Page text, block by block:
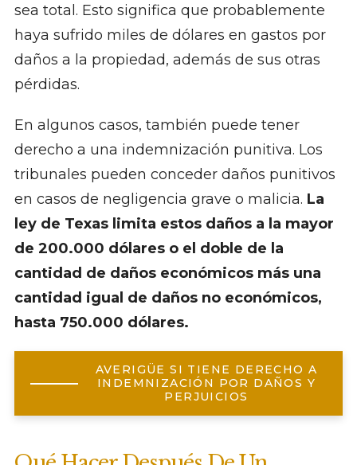
sea total. Esto significa que probablemente
haya sufrido miles de dólares en gastos por
daños a la propiedad, además de sus otras
pérdidas.
En algunos casos, también puede tener
derecho a una indemnización punitiva. Los
tribunales pueden conceder daños punitivos
en casos de negligencia grave o malicia. La
ley de Texas limita estos daños a la mayor
de 200.000 dólares o el doble de la
cantidad de daños económicos más una
cantidad igual de daños no económicos,
hasta 750.000 dólares.
AVERIGÜE SI TIENE DERECHO A
INDEMNIZACIÓN POR DAÑOS Y
PERJUICIOS